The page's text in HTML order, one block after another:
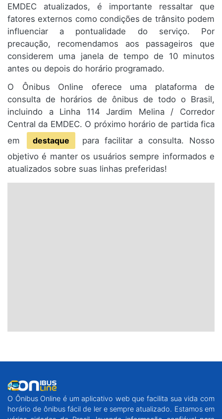
EMDEC atualizados, é importante ressaltar que
fatores externos como condições de trânsito podem
influenciar a pontualidade do serviço. Por
precaução, recomendamos aos passageiros que
considerem uma janela de tempo de 10 minutos
antes ou depois do horário programado.
O Ônibus Online oferece uma plataforma de
consulta de horários de ônibus de todo o Brasil,
incluindo a Linha 114 Jardim Melina / Corredor
Central da EMDEC. O próximo horário de partida fica
em
destaque
para facilitar a consulta. Nosso
objetivo é manter os usuários sempre informados e
atualizados sobre suas linhas preferidas!
O Ônibus Online é um aplicativo web que facilita sua vida com
horário de ônibus fácil de ler e sempre atualizado. Estamos em